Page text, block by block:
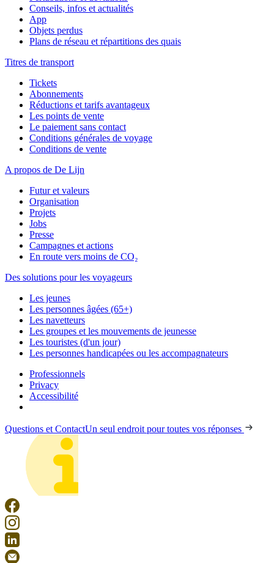
Conseils, infos et actualités
App
Objets perdus
Plans de réseau et répartitions des quais
Titres de transport
Tickets
Abonnements
Réductions et tarifs avantageux
Les points de vente
Le paiement sans contact
Conditions générales de voyage
Conditions de vente
A propos de De Lijn
Futur et valeurs
Organisation
Projets
Jobs
Presse
Campagnes et actions
En route vers moins de CO₂
Des solutions pour les voyageurs
Les jeunes
Les personnes âgées (65+)
Les navetteurs
Les groupes et les mouvements de jeunesse
Les touristes (d'un jour)
Les personnes handicapées ou les accompagnateurs
Professionnels
Privacy
Accessibilité
Questions et ContactUn seul endroit pour toutes vos réponses